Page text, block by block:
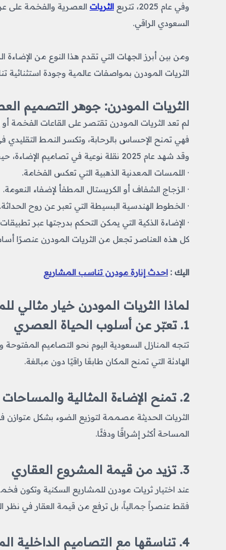
وفي عام 2025، تتربع
الثريات العصرية والفخمة على
السعودي الراقي.
ومن بين أبرز الجهات التي تقدم هذا النوع من الإضاءة
الثريات المودرن بمواصفات عالمية وجودة
الثريات المودرن: جوهر التصميم
لم تعد الثريات المودرن تقتصر على القاعات
فهي تمنح الإحساس بالرحابة، وتكسر النمط التقليدي
وقد شهد عام 2025 نقلة نوعية في تصاميم الإضاءة، حيث برزت أشكال ثريات مودرن للمشاريع السكنية
· اللمسات المعدنية الذهبية التي تعكس الفخامة.
· الزجاج الشفاف أو الكريستال المطفأ لإضفاء النعومة.
· الخطوط الهندسية البسيطة التي تعبر عن روح الحداثة.
· الإضاءة الذكية التي يمكن التحكم بدرجتها عبر
كل هذه العناصر تجعل من الثريات المودرن عنصرًا
اليك : احدث إنارة مودرن تناسب المشاريع
لماذا الثريات المودرن خيار مثالي
1. تعبّر عن أسلوب الحياة العصري
تتجه المنازل السعودية اليوم نحو التصاميم
الهادئة التي تمنح المكان طابعًا راقيًا دون مبالغة.
2. تمنح الإضاءة المثالية والمساحات رحابة
الثريات الحديثة مصممة لتوزيع الضوء بشكل
المساحة أكثر إشراقًا ودفئًا.
3. تزيد من قيمة المشروع العقاري
عند اختيار ثريات مودرن للمشاريع السكنية وتكون
فقط عنصراً جمالياً، بل ترفع من قيمة العقار في نظر
4. تناسقها مع التصاميم الداخلية المتنوعة